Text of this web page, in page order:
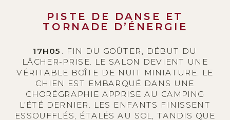
PISTE DE DANSE ET
TORNADE D’ÉNERGIE
17H05 . FIN DU GOÛTER, DÉBUT DU
LÂCHER-PRISE. LE SALON DEVIENT UNE
VÉRITABLE BOÎTE DE NUIT MINIATURE. LE
CHIEN EST EMBARQUÉ DANS UNE
CHORÉGRAPHIE APPRISE AU CAMPING
L’ÉTÉ DERNIER. LES ENFANTS FINISSENT
ESSOUFFLÉS, ÉTALÉS AU SOL, TANDIS QUE